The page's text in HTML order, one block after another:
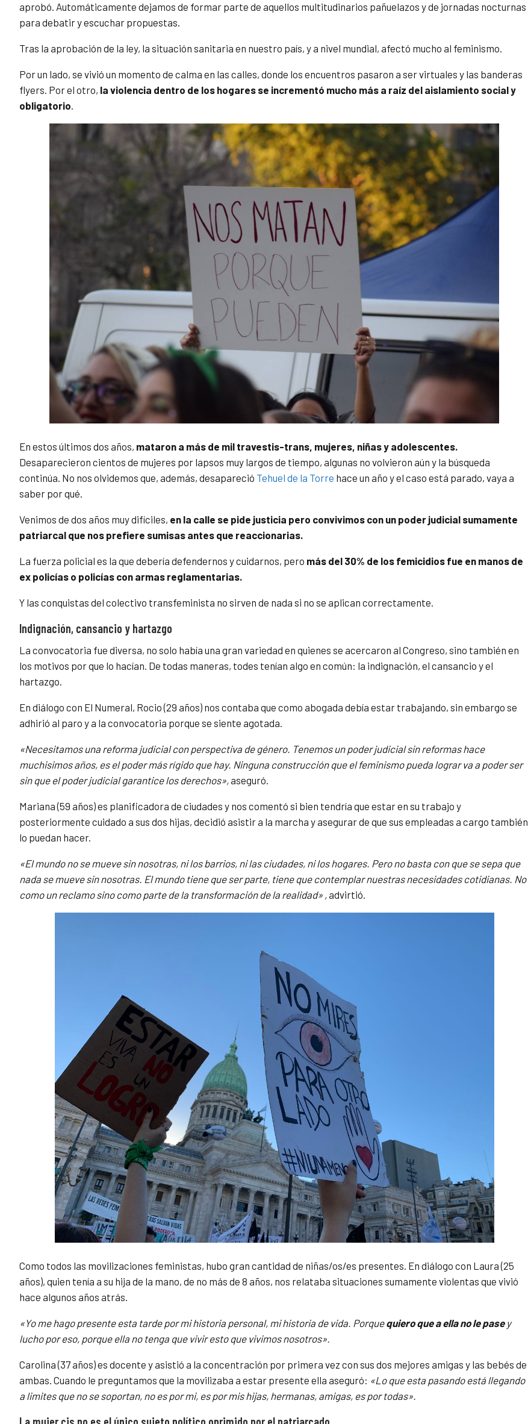
aprobó. Automáticamente dejamos de formar parte de aquellos multitudinarios pañuelazos y de jornadas nocturnas
para debatir y escuchar propuestas.
Tras la aprobación de la ley, la situación sanitaria en nuestro país, y a nivel mundial, afectó mucho al feminismo.
Por un lado, se vivió un momento de calma en las calles, donde los encuentros pasaron a ser virtuales y las banderas
flyers. Por el otro, la violencia dentro de los hogares se incrementó mucho más a raíz del aislamiento social y
obligatorio.
En estos últimos dos años, mataron a más de mil travestis-trans, mujeres, niñas y adolescentes.
Desaparecieron cientos de mujeres por lapsos muy largos de tiempo, algunas no volvieron aún y la búsqueda
continúa. No nos olvidemos que, además, desapareció Tehuel de la Torre hace un año y el caso está parado, vaya a
saber por qué.
Venimos de dos años muy difíciles, en la calle se pide justicia pero convivimos con un poder judicial sumamente
patriarcal que nos prefiere sumisas antes que reaccionarias.
La fuerza policial es la que debería defendernos y cuidarnos, pero más del 30% de los femicidios fue en manos de
ex policías o policías con armas reglamentarias.
Y las conquistas del colectivo transfeminista no sirven de nada si no se aplican correctamente.
Indignación, cansancio y hartazgo
La convocatoria fue diversa, no solo había una gran variedad en quienes se acercaron al Congreso, sino también en
los motivos por que lo hacían. De todas maneras, todes tenían algo en común: la indignación, el cansancio y el
hartazgo.
En diálogo con El Numeral, Rocio (29 años) nos contaba que como abogada debía estar trabajando, sin embargo se
adhirió al paro y a la convocatoria porque se siente agotada.
«Necesitamos una reforma judicial con perspectiva de género. Tenemos un poder judicial sin reformas hace
muchisimos años, es el poder más rígido que hay. Ninguna construcción que el feminismo pueda lograr va a poder ser
sin que el poder judicial garantice los derechos»,aseguró.
Mariana (59 años) es planificadora de ciudades y nos comentó si bien tendría que estar en su trabajo y
posteriormente cuidado a sus dos hijas, decidió asistir a la marcha y asegurar de que sus empleadas a cargo también
lo puedan hacer.
«El mundo no se mueve sin nosotras, ni los barrios, ni las ciudades, ni los hogares. Pero no basta con que se sepa que
nada se mueve sin nosotras. El mundo tiene que ser parte, tiene que contemplar nuestras necesidades cotidianas. No
como un reclamo sino como parte de la transformación de la realidad» ,advirtió.
Como todos las movilizaciones feministas, hubo gran cantidad de niñas/os/es presentes. En diálogo con Laura (25
años), quien tenía a su hija de la mano, de no más de 8 años, nos relataba situaciones sumamente violentas que vivió
hace algunos años atrás.
«Yo me hago presente esta tarde por mi historia personal, mi historia de vida. Porquequiero que a ella no le pasey
lucho por eso, porque ella no tenga que vivir esto que vivimos nosotros».
Carolina (37 años) es docente y asistió a la concentración por primera vez con sus dos mejores amigas y las bebés de
ambas. Cuando le preguntamos que la movilizaba a estar presente ella aseguró: «Lo que esta pasando está llegando
a limites que no se soportan, no es por mi, es por mis hijas, hermanas, amigas, es por todas».